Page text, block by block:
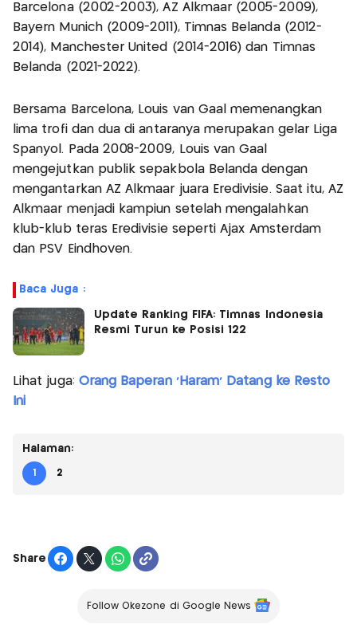
Barcelona (2002-2003), AZ Alkmaar (2005-2009),
Bayern Munich (2009-2011), Timnas Belanda (2012-
2014), Manchester United (2014-2016) dan Timnas
Belanda (2021-2022).
Bersama Barcelona, Louis van Gaal memenangkan
lima trofi dan dua di antaranya merupakan gelar Liga
Spanyol. Pada 2008-2009, Louis van Gaal
mengejutkan publik sepakbola Belanda dengan
mengantarkan AZ Alkmaar juara Eredivisie. Saat itu, AZ
Alkmaar menjadi kampiun setelah mengalahkan
klub-klub teras Eredivisie seperti Ajax Amsterdam
dan PSV Eindhoven.
Baca Juga :
Update Ranking FIFA: Timnas Indonesia
Resmi Turun ke Posisi 122
Lihat juga: Orang Baperan 'Haram' Datang ke Resto
Ini
Halaman:
1 2
Share
Follow Okezone di Google News